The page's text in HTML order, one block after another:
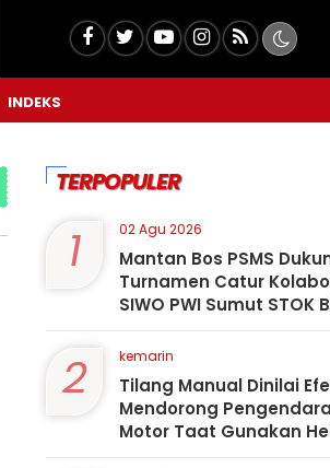
INDEKS
TERPOPULER
1 02 Agu 2026
Mantan Bos PSMS
Turnamen Catur
SIWO PWI Sumut STOK
2 kemarin
Tilang Manual Dinilai
Mendorong
Motor Taat Gunakan
Kota Padangsidimpuan